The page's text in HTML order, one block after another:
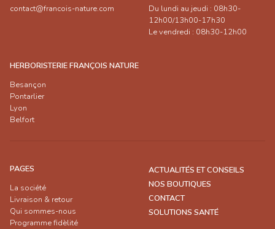
contact@francois-nature.com
Du lundi au jeudi : 08h30-
12h00/13h00-17h30
Le vendredi : 08h30-12h00
HERBORISTERIE FRANÇOIS NATURE
Besançon
Pontarlier
Lyon
Belfort
PAGES
La société
Livraison & retour
Qui sommes-nous
Programme fidèlité
ACTUALITÉS ET CONSEILS
NOS BOUTIQUES
CONTACT
SOLUTIONS SANTÉ